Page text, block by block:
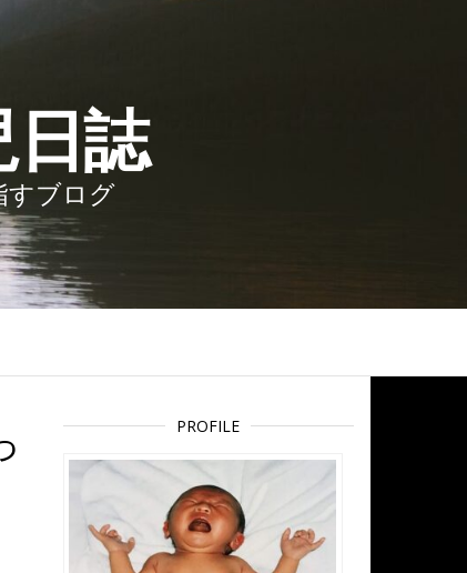
誌
すブログ
PROFILE